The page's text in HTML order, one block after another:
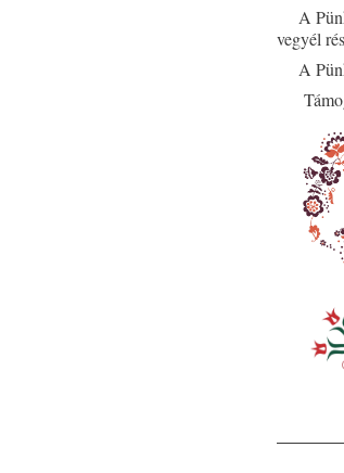
A
vegyél
A